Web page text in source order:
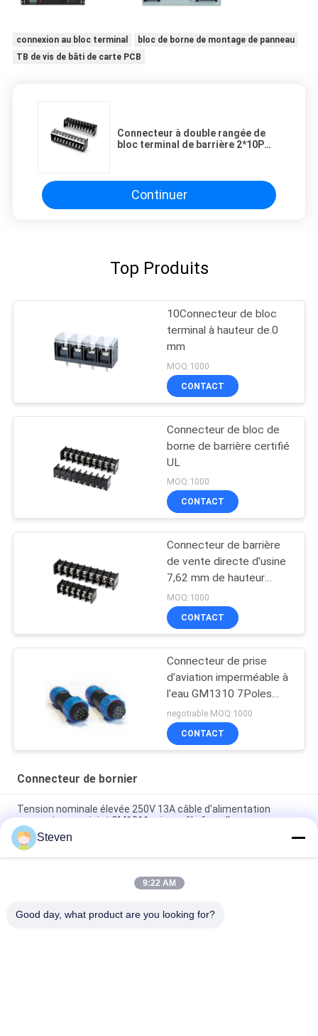
connexion au bloc terminal
bloc de borne de montage de panneau
TB de vis de bâti de carte PCB
Connecteur à double rangée de
bloc terminal de barrière 2*10P
Continuer
Top Produits
10Connecteur de bloc
terminal à hauteur de.0
mm
MOQ:1000
CONTACT
Connecteur de bloc de
borne de barrière certifié
UL
MOQ:1000
CONTACT
Connecteur de barrière
de vente directe d'usine
7,62 mm de hauteur
Couleur et broches
personnalisées
MOQ:1000
CONTACT
Connecteur de prise
d'aviation imperméable à
l'eau GM1310 7Poles
homme et femme 200V
5A
negotiable MOQ:1000
CONTACT
Connecteur de bornier
Tension nominale élevée 250V 13A câble d'alimentation
connecteur conjoint GM1311 prise mâle femelle
Connecteur conjoint de câble d'alimentation à haute tension
GM1311
Connecteur conjoint de câble d'alimentation de 250V 13A
Steven
9:22 AM
Good day, what product are you looking for?